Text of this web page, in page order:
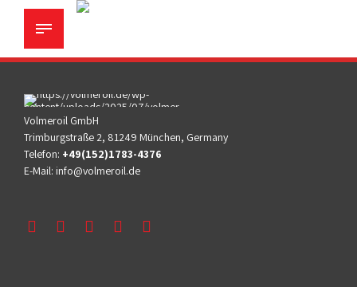
Volmeroil GmbH
Trimburgstraße 2, 81249 München, Germany
Telefon: +49(152)1783-4376
E-Mail: info@volmeroil.de